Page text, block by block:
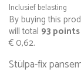
Inclusief belasting
By buying this
will total 93 points
€ 0,62.
Stülpa-fix